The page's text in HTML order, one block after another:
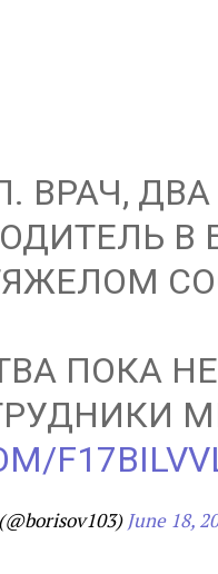
ВРАЧ, ДВА
В
ПОКА
June 18,